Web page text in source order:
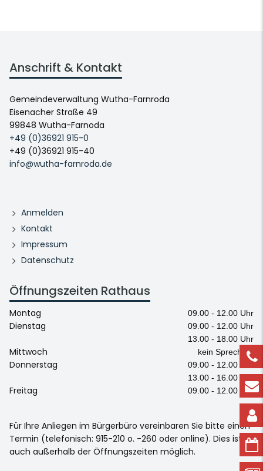
Anschrift & Kontakt
Gemeindeverwaltung Wutha-Farnroda
Eisenacher Straße 49
99848 Wutha-Farnoda
+49 (0)36921 915-0
+49 (0)36921 915-40
info@wutha-farnroda.de
Anmelden
Kontakt
Impressum
Datenschutz
Öffnungszeiten Rathaus
Montag 09.00 - 12.00 Uhr
Dienstag
09.00 - 12.00 Uhr
13.00 - 18.00 Uhr
Mittwoch kein Sprechtag
Donnerstag
09.00 - 12.00 Uhr
13.00 - 16.00 Uhr
Freitag 09.00 - 12.00 Uhr
Für Ihre Anliegen im Bürgerbüro vereinbaren Sie bitte einen
Termin (telefonisch: 915-210 o. -260 oder online). Dies ist
auch außerhalb der Öffnungszeiten möglich.